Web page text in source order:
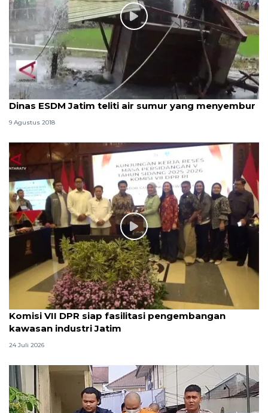
Dinas ESDM Jatim teliti air sumur yang menyembur
9 Agustus 2018
Komisi VII DPR siap fasilitasi pengembangan
kawasan industri Jatim
24 Juli 2026